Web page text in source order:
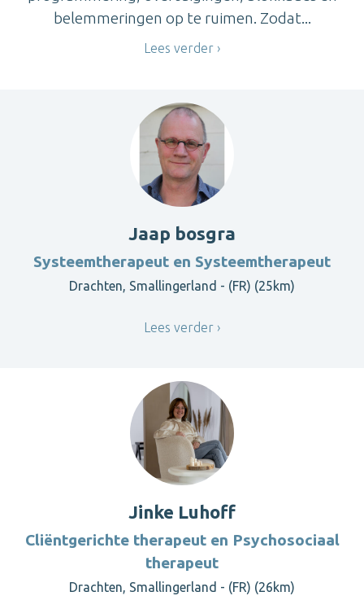
belemmeringen op te ruimen. Zodat...
Lees verder
Jaap bosgra
Systeemtherapeut en Systeemtherapeut
Drachten, Smallingerland - (FR) (25km)
Lees verder
Jinke Luhoff
Cliëntgerichte therapeut en Psychosociaal
therapeut
Drachten, Smallingerland - (FR) (26km)